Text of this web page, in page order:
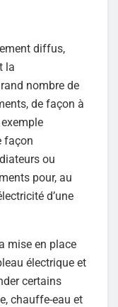
diffus,
la
nombre de
de façon à
façon
ou
pour, au
d’une
mise en place
électrique et
certains
chauffe-eau et